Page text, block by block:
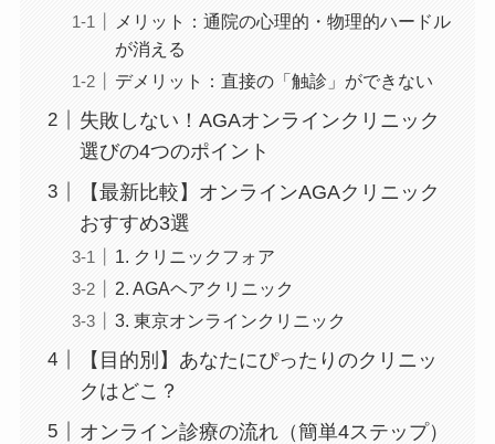
メリット：通院の心理的・物理的ハードル
が消える
デメリット：直接の「触診」ができない
失敗しない！AGAオンラインクリニック
選びの4つのポイント
【最新比較】オンラインAGAクリニック
おすすめ3選
1. クリニックフォア
2. AGAヘアクリニック
3. 東京オンラインクリニック
【目的別】あなたにぴったりのクリニッ
クはどこ？
オンライン診療の流れ（簡単4ステップ）